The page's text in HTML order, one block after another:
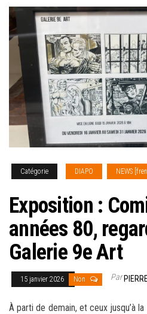
Catégorie DIAPO NEWS
Exposition :
années 80,
Galerie 9e Art
15 janvier 2026 Non Par
À parti de demain, et ceux jusqu’à